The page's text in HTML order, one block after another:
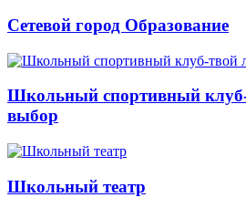
Сетевой город Образование
Школьный спортивный
выбор
Школьный театр